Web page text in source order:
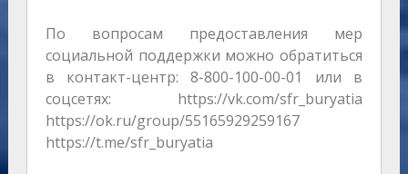
По вопросам предоставления мер
социальной поддержки можно обратиться
в контакт-центр: 8-800-100-00-01 или в
соцсетях: https://vk.com/sfr_buryatia
https://ok.ru/group/55165929259167
https://t.me/sfr_buryatia